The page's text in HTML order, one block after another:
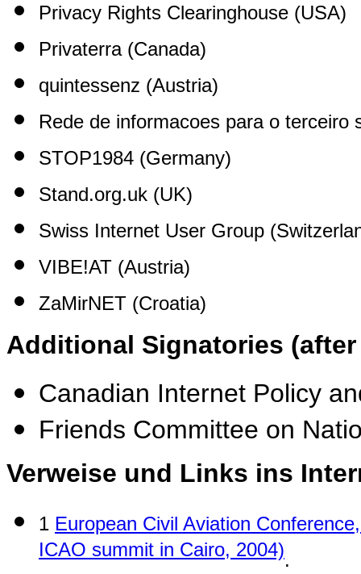
Privacy Rights Clearinghouse (USA)
Privaterra (Canada)
quintessenz (Austria)
Rede de informacoes para o terceiro
STOP1984 (Germany)
Stand.org.uk (UK)
Swiss Internet User Group
VIBE!AT (Austria)
ZaMirNET (Croatia)
Additional Signatories (after
Canadian Internet Policy
Friends Committee on
Verweise und Links ins
1 European Civil Aviation
ICAO summit in Cairo, 2004).